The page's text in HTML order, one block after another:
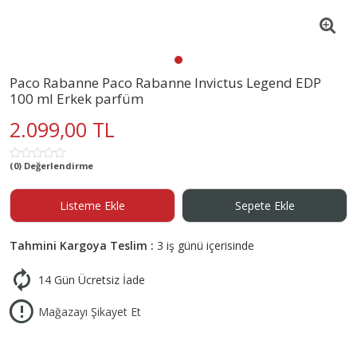
Paco Rabanne Paco Rabanne Invictus Legend EDP
100 ml Erkek parfüm
2.099,00 TL
(0) Değerlendirme
Listeme Ekle Sepete Ekle
Tahmini Kargoya Teslim : 3 iş günü içerisinde
14 Gün Ücretsiz İade
Mağazayı Şikayet Et